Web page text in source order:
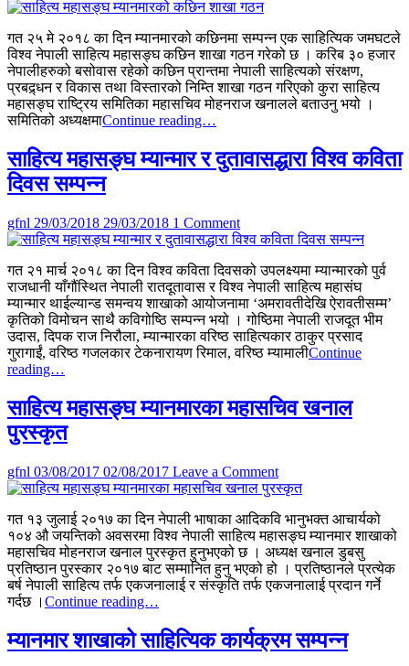
गत २५ मे २०१८ का दिन म्यानमारको कछिनमा सम्पन्न एक साहित्यिक जमघटले
विश्व नेपाली साहित्य महासङ्घ कछिन शाखा गठन गरेको छ । करिब ३० हजार
नेपालीहरुको बसोवास रहेको कछिन प्रान्तमा नेपाली साहित्यको संरक्षण,
प्रबद्र्धन र विकास तथा विस्तारको निम्ति शाखा गठन गरिएको कुरा साहित्य
महासङ्घ राष्ट्रिय समितिका महासचिव मोहनराज खनालले बताउनु भयो ।
समितिको अध्यक्षमाContinue reading…
म्यानमारको
कछिन
साहित्य महासङ्घ म्यान्मार र दुतावासद्धारा विश्व कविता
दिवस सम्पन्न
gfnl 29/03/2018 29/03/2018 1 Commenton
साहित्य
म्यान्मार
र
दुतावासद्धारा
विश्व
कविता
दिवस
गत २१ मार्च २०१८ का दिन विश्व कविता दिवसको उपलक्ष्यमा म्यान्मारको पुर्व
राजधानी याँगौंस्थित नेपाली रातदूतावास र विश्व नेपाली साहित्य महासंघ
म्यान्मार थाईल्यान्ड समन्वय शाखाको आयोजनामा ‘अमरावतीदेखि ऐरावतीसम्म’
कृतिको विमोचन साथै कविगोष्ठि सम्पन्न भयो । गोष्ठिमा नेपाली राजदूत भीम
उदास, दिपक राज निरौला, म्यान्मारका वरिष्ठ साहित्यकार ठाकुर प्रसाद
गुरागाईं, वरिष्ठ गजलकार टेकनारायण रिमाल, वरिष्ठ म्यामालीContinue
reading…
म्यान्मार
र
कविता
दिवस
सम्पन्न
साहित्य महासङ्घ म्यानमारका महासचिव खनाल
पुरस्कृत
gfnl 03/08/2017 02/08/2017 Leave a Commenton
साहित्य
म्यानमारका
महासचिव
खनाल
पुरस्कृत
गत १३ जुलाई २०१७ का दिन नेपाली भाषाका आदिकवि भानुभक्त आचार्यको
१०४ औ जयन्तिको अवसरमा विश्व नेपाली साहित्य महासङ्घ म्यानमार शाखाको
महासचिव मोहनराज खनाल पुरस्कृत हुनुभएको छ । अध्यक्ष खनाल डुबसु
प्रतिष्ठान पुरस्कार २०१७ बाट सम्मानित हुनु भएको हो । प्रतिष्ठानले प्रत्येक
बर्ष नेपाली साहित्य तर्फ एकजनालाई र संस्कृति तर्फ एकजनालाई प्रदान गर्ने
गर्दछ । Continue reading…
म्यानमारका
महासचिव
म्यानमार शाखाको साहित्यिक कार्यक्रम सम्पन्न